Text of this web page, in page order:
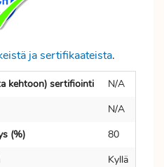
ja sertifikaateista.
kehtoon) sertifiointi
N/A
N/A
(%)
80
Kyllä